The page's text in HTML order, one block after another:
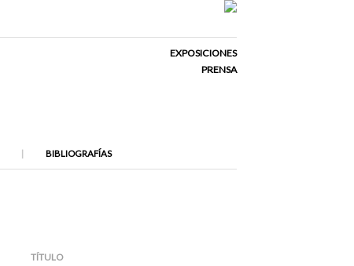
EXPOSICIONES
PRENSA
BIBLIOGRAFÍAS
TÍTULO